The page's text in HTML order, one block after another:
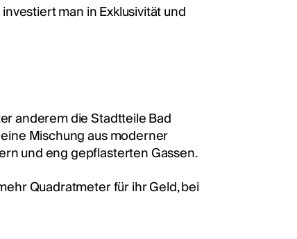
man in Exklusivität und
anderem die Stadtteile Bad
Mischung aus moderner
und eng gepflasterten Gassen.
Quadratmeter für ihr Geld, bei